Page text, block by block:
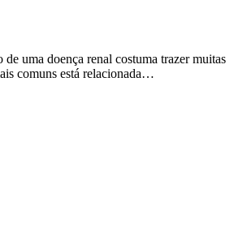
de uma doença renal costuma trazer muitas
comuns está relacionada…